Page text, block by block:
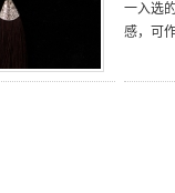
一入选
感，可